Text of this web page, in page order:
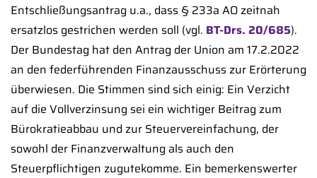
Entschließungsantrag u.a., dass § 233a AO zeitnah
ersatzlos gestrichen werden soll (vgl. BT-Drs. 20/685).
Der Bundestag hat den Antrag der Union am 17.2.2022
an den federführenden Finanzausschuss zur Erörterung
überwiesen. Die Stimmen sind sich einig: Ein Verzicht
auf die Vollverzinsung sei ein wichtiger Beitrag zum
Bürokratieabbau und zur Steuervereinfachung, der
sowohl der Finanzverwaltung als auch den
Steuerpflichtigen zugutekomme. Ein bemerkenswerter